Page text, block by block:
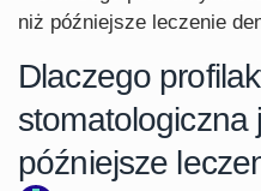
Dlaczego
stomatologiczna
późniejsze